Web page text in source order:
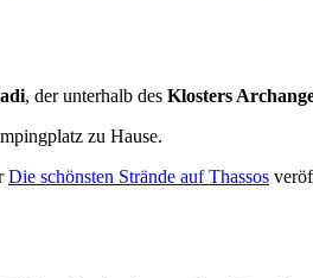
, der unterhalb des Klosters
zu Hause.
Die schönsten Strände auf Thassos